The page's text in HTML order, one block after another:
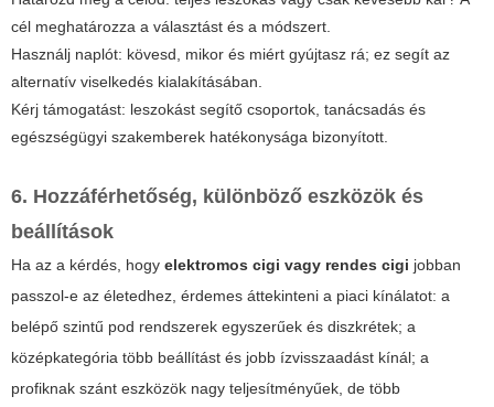
cél meghatározza a választást és a módszert.
Használj naplót: kövesd, mikor és miért gyújtasz rá; ez segít az
alternatív viselkedés kialakításában.
Kérj támogatást: leszokást segítő csoportok, tanácsadás és
egészségügyi szakemberek hatékonysága bizonyított.
6. Hozzáférhetőség, különböző eszközök és
beállítások
Ha az a kérdés, hogy elektromos cigi vagy rendes cigi jobban
passzol-e az életedhez, érdemes áttekinteni a piaci kínálatot: a
belépő szintű pod rendszerek egyszerűek és diszkrétek; a
középkategória több beállítást és jobb ízvisszaadást kínál; a
profiknak szánt eszközök nagy teljesítményűek, de több